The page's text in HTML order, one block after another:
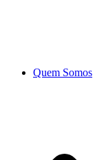
Quem Somos